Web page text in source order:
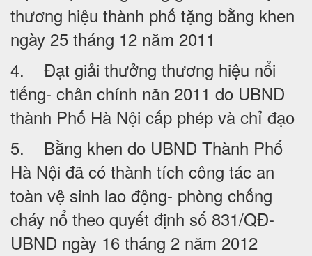
thương hiệu thành phố tặng bằng khen
ngày 25 tháng 12 năm 2011
4. Đạt giải thưởng thương hiệu nổi
tiếng- chân chính năn 2011 do UBND
thành Phố Hà Nội cấp phép và chỉ đạo
5. Bằng khen do UBND Thành Phố
Hà Nội đã có thành tích công tác an
toàn vệ sinh lao động- phòng chống
cháy nổ theo quyết định số 831/QĐ-
UBND ngày 16 tháng 2 năm 2012